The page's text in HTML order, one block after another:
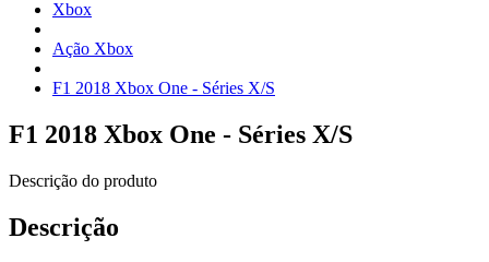
Xbox
Ação Xbox
F1 2018 Xbox One - Séries X/S
F1 2018 Xbox One - Séries X/S
Descrição do produto
Descrição